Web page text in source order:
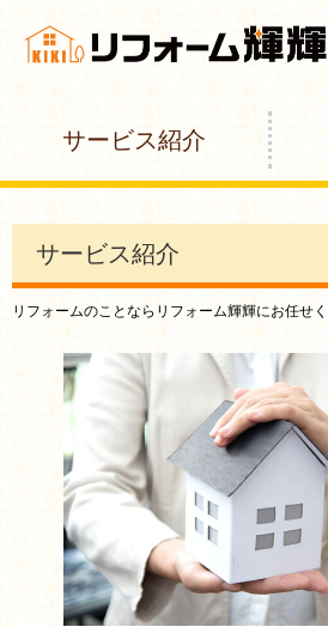
サービス紹介
サービス紹介
リフォームのことならリフォーム輝輝にお任せ